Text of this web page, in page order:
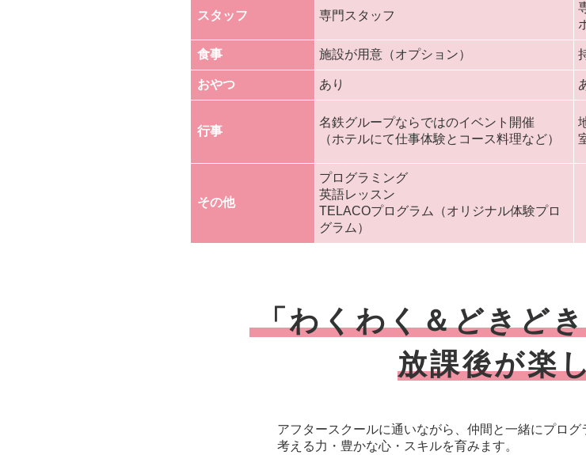
スタッフ 専門スタッフ
食事 施設が用意（オプション）
おやつ あり
行事
名鉄グループならではのイベント開催
（ホテルにて仕事体験とコース料理など）
その他
プログラミング
英語レッスン
TELACOプログラム（オリジナル体験プロ
グラム）
「わくわく＆どきど
放課後が楽
アフタースクールに通いながら、仲間と一緒にプロ
考える力・豊かな心・スキルを育みます。